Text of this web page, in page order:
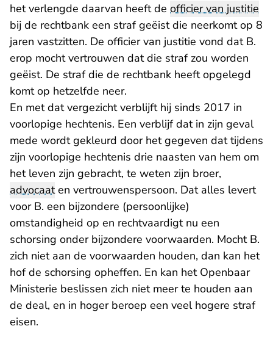
het verlengde daarvan heeft de officier van justitie
bij de rechtbank een straf geëist die neerkomt op 8
jaren vastzitten. De officier van justitie vond dat B.
erop mocht vertrouwen dat die straf zou worden
geëist. De straf die de rechtbank heeft opgelegd
komt op hetzelfde neer.
En met dat vergezicht verblijft hij sinds 2017 in
voorlopige hechtenis. Een verblijf dat in zijn geval
mede wordt gekleurd door het gegeven dat tijdens
zijn voorlopige hechtenis drie naasten van hem om
het leven zijn gebracht, te weten zijn broer,
advocaaten vertrouwenspersoon. Dat alles levert
voor B. een bijzondere (persoonlijke)
omstandigheid op en rechtvaardigt nu een
schorsing onder bijzondere voorwaarden. Mocht B.
zich niet aan de voorwaarden houden, dan kan het
hof de schorsing opheffen. En kan het Openbaar
Ministerie beslissen zich niet meer te houden aan
de deal, en in hoger beroep een veel hogere straf
eisen.